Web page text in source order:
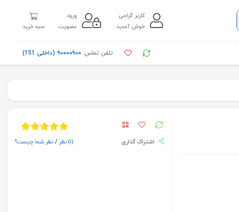
کاربر گرامی
خوش آمدید.
ورود
عضویت
سبد خرید
تلفن تماس: ۹۰۰۰۰۹۰۰ (داخلی 151)
اشتراک گذاری (۱) نظر / نظر شما چیست؟